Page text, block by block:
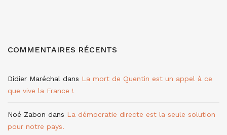
COMMENTAIRES RÉCENTS
Didier Maréchal dans La mort de Quentin est un appel à ce
que vive la France !
Noé Zabon dans La démocratie directe est la seule solution
pour notre pays.